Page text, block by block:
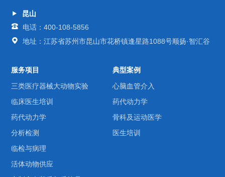
昆山
电话：400-108-5856
地址：江苏省苏州市昆山市花桥镇逢星路1088号顺扬·智汇谷
服务项目
三类医疗器械大动物实验
临床医生培训
药代动力学
分析检测
临检与病理
活体动物供应
典型案例
心脑血管介入
药代动力学
骨科及运动医学
医生培训